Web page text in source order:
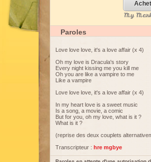
My
Paroles
Love love love, it's a love affair (x 4)
Oh my love is Dracula's story
Every night kissing me you kill me
Oh you are like a vampire to me
Like a vampire
Love love love, it's a love affair (x 4)
In my heart love is a sweet music
Is a song, a movie, a comic
But for you, oh my love, what is it ?
What is it ?
(reprise des deux couplets
Transcripteur : hre mgbye